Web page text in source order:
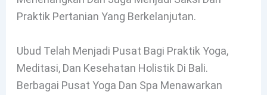
Praktik Pertanian Yang Berkelanjutan.
Ubud Telah Menjadi Pusat Bagi Praktik Yoga,
Meditasi, Dan Kesehatan Holistik Di Bali.
Berbagai Pusat Yoga Dan Spa Menawarkan